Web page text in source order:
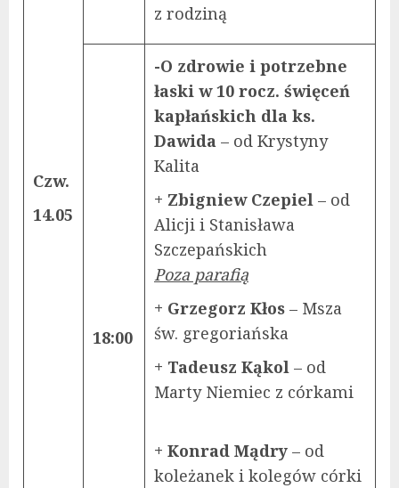
Czw.
14.05
z rodziną
18:00
-O zdrowie i potrzebne
łaski w 10 rocz. święceń
kapłańskich dla ks.
Dawida – od Krystyny
Kalita
+ Zbigniew Czepiel – od
Alicji i Stanisława
Szczepańskich
Poza parafią
+ Grzegorz Kłos – Msza
św. gregoriańska
+ Tadeusz Kąkol – od
Marty Niemiec z córkami
+ Konrad Mądry – od
koleżanek i kolegów córki